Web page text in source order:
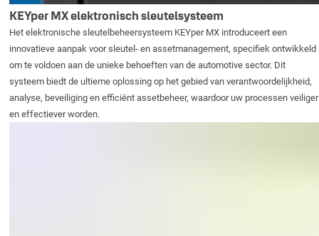
KEYper MX elektronisch sleutelsysteem
Het elektronische sleutelbeheersysteem KEYper MX introduceert een
innovatieve aanpak voor sleutel- en assetmanagement, specifiek ontwikkeld
om te voldoen aan de unieke behoeften van de automotive sector. Dit
systeem biedt de ultieme oplossing op het gebied van verantwoordelijkheid,
analyse, beveiliging en efficiënt assetbeheer, waardoor uw processen veiliger
en effectiever worden.